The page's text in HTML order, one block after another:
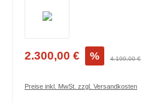
2.300,00 € % 4.199,00 €
Preise inkl. MwSt. zzgl. Versandkosten